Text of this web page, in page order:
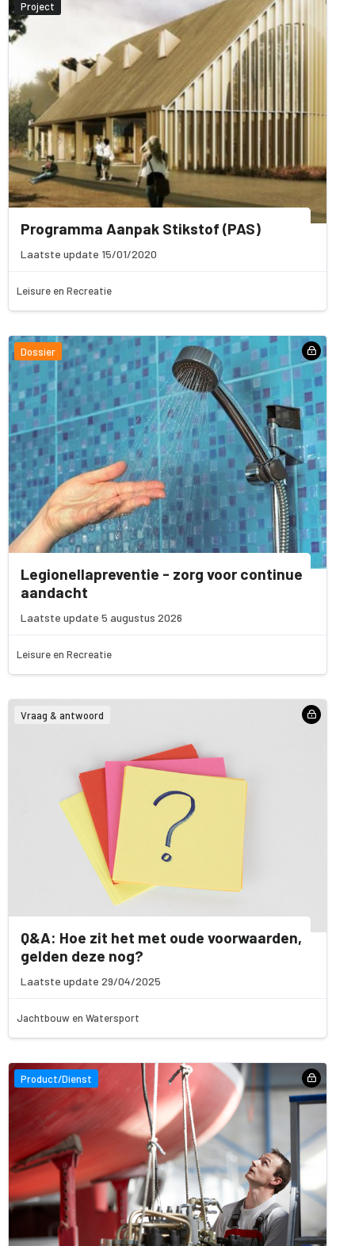
Project
Programma Aanpak Stikstof (PAS)
Laatste update 15/01/2020
Leisure en Recreatie
Dossier
Legionellapreventie - zorg voor continue
aandacht
Laatste update 5 augustus 2026
Leisure en Recreatie
Vraag & antwoord
Q&A: Hoe zit het met oude voorwaarden,
gelden deze nog?
Laatste update 29/04/2025
Jachtbouw en Watersport
Product/Dienst